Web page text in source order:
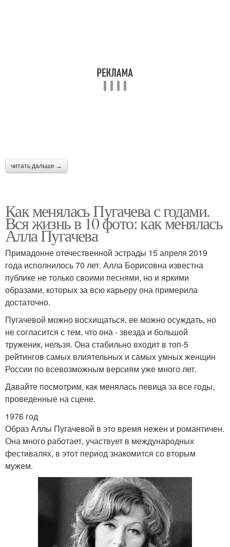
читать дальше →
Как менялась Пугачева с годами.
Вся жизнь в 10 фото: как менялась
Алла Пугачева
Примадонне отечественной эстрады 15 апреля 2019
года исполнилось 70 лет. Алла Борисовна известна
публике не только своими песнями, но и яркими
образами, которых за всю карьеру она примерила
достаточно.
Пугачевой можно восхищаться, ее можно осуждать, но
не согласится с тем, что она - звезда и большой
труженик, нельзя. Она стабильно входит в топ-5
рейтингов самых влиятельных и самых умных женщин
России по всевозможным версиям уже много лет.
Давайте посмотрим, как менялась певица за все годы,
проведенные на сцене.
1976 год
Образ Аллы Пугачевой в это время нежен и романтичен.
Она много работает, участвует в международных
фестивалях, в этот период знакомится со вторым
мужем.